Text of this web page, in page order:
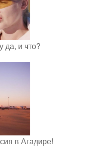
и что?
в Агадире!